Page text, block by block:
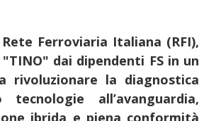
Ferroviaria Italiana (RFI),
dai dipendenti FS in un
rivoluzionare la diagnostica
tecnologie all’avanguardia,
ibrida e piena conformità